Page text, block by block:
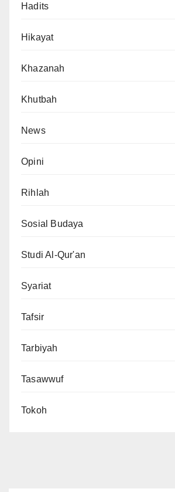
Hadits
Hikayat
Khazanah
Khutbah
News
Opini
Rihlah
Sosial Budaya
Studi Al-Qur'an
Syariat
Tafsir
Tarbiyah
Tasawwuf
Tokoh